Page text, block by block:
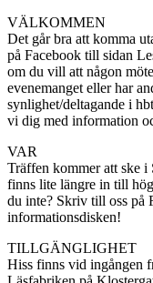
VÄLKOMMEN
Det går bra att komma
på Facebook till sidan
om du vill att någon
evenemanget eller har
synlighet/deltagande i
vi dig med information
VAR
Träffen kommer att ske i
finns lite längre in till
du inte? Skriv till oss på
informationsdisken!
TILLGÄNGLIGHET
Hiss finns vid ingången